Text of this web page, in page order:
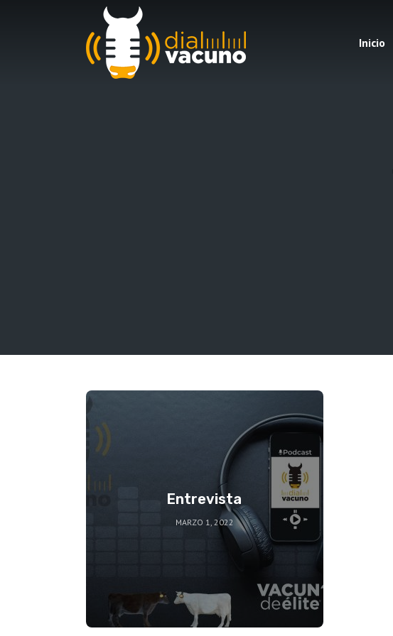
Inicio
Entrevista
MARZO 1, 2022